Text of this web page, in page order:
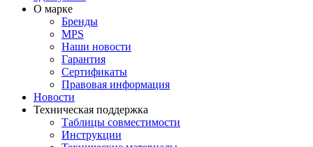
О марке
Бренды
MPS
Наши новости
Гарантия
Сертификаты
Правовая информация
Новости
Техническая поддержка
Таблицы совместимости
Инструкции